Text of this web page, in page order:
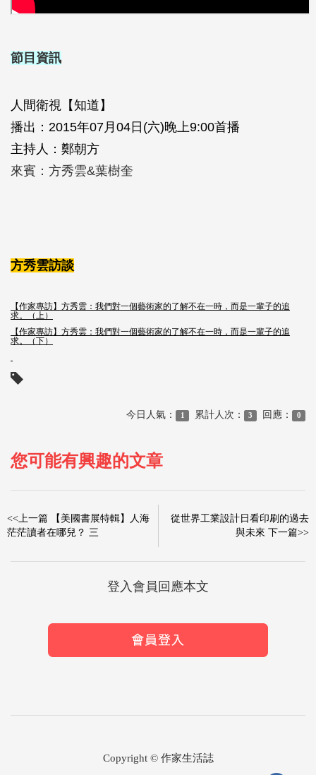
節目資訊
人間衛視【知道】
播出： 2015年07 月 04日 (六)晚上9:00首播
主持人：鄭朝方
來賓：方秀雲&葉樹奎
方秀雲訪談
【作家專訪】方秀雲：我們對一個藝術家的了解不在一時，而是一輩子的追
求。（上）
【作家專訪】方秀雲：我們對一個藝術家的了解不在一時，而是一輩子的追
求。（下）
今日人氣： 1 累計人次： 3 回應： 0
您可能有興趣的文章
<<上一篇 【美國書展特輯】人海
茫茫讀者在哪兒？ 三
從世界工業設計日看印刷的過去
與未來 下一篇>>
登入會員回應本文
Copyright © 作家生活誌